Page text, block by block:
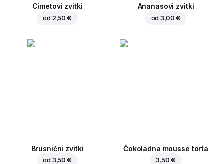
Cimetovi zvitki
od 2,50 €
Ananasovi zvitki
od3,00 €
Brusnični zvitki
od 3,50 €
Čokoladna mousse torta
3,50 €